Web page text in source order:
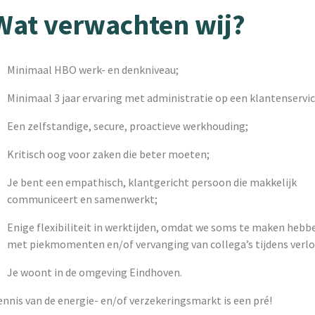
verwachten wij?
Minimaal HBO werk- en denkniveau;
Minimaal 3 jaar ervaring met administratie op een
Een zelfstandige, secure, proactieve werkhouding;
Kritisch oog voor zaken die beter moeten;
Je bent een empathisch, klantgericht persoon die makkelijk
communiceert en samenwerkt;
Enige flexibiliteit in werktijden, omdat we soms te maken
met piekmomenten en/of vervanging van collega’s tijdens
Je woont in de omgeving Eindhoven.
van de energie- en/of verzekeringsmarkt is een pré!